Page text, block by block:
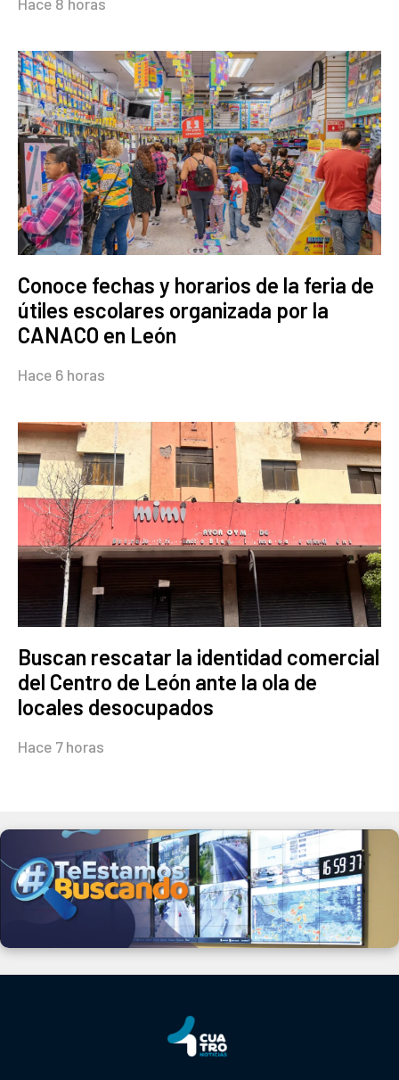
Conoce fechas y horarios de la feria de
útiles escolares organizada por la
CANACO en León
Hace 6 horas
Buscan rescatar la identidad comercial
del Centro de León ante la ola de
locales desocupados
Hace 7 horas